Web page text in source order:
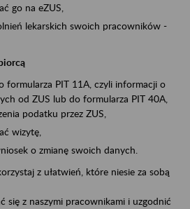
go na eZUS,
lekarskich swoich pracowników -
formularza PIT 11A, czyli informacji o
od ZUS lub do formularza PIT 40A,
podatku przez ZUS,
wizytę,
o zmianę swoich danych.
z ułatwień, które niesie za sobą
się z naszymi pracownikami i uzgodnić